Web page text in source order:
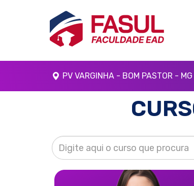
PV VARGINHA - BOM PASTOR - MG